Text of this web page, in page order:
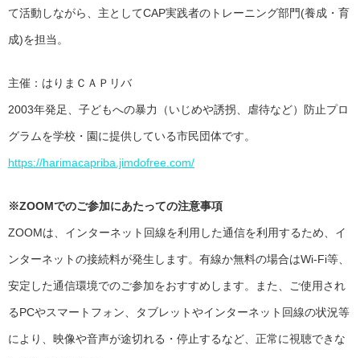
て活動しながら、主としてCAP実践者のトレーニング部門(養成・育
成)を担当。
主催：はりまＣＡＰリバ
2003年発足、子どもへの暴力（いじめや誘拐、虐待など）防止プロ
グラムを学校・園に提供している市民団体です。
https://harimacapriba.jimdofree.com/
※ZOOMでのご参加にあたっての注意事項
ZOOMは、インターネット回線を利用した通信を利用するため、イ
ンターネットの接続料が発生します。有線か無料の場合はWi-Fi等、
安定した通信環境でのご参加をおすすめします。また、ご使用され
るPCやスマートフォン、タブレットやインターネット回線の状況等
により、映像や音声が途切れる・停止するなど、正常に視聴できな